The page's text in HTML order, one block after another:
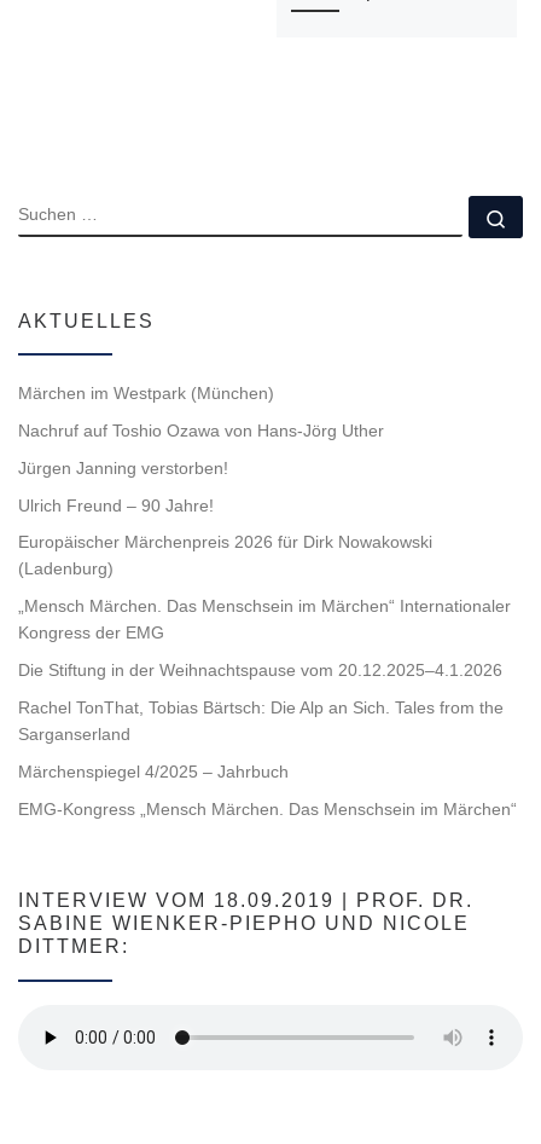
SUCHE
AKTUELLES
Märchen im Westpark (München)
Nachruf auf Toshio Ozawa von Hans-Jörg Uther
Jürgen Janning verstorben!
Ulrich Freund – 90 Jahre!
Europäischer Märchenpreis 2026 für Dirk Nowakowski
(Ladenburg)
„Mensch Märchen. Das Menschsein im Märchen“ Internationaler
Kongress der EMG
Die Stiftung in der Weihnachtspause vom 20.12.2025–4.1.2026
Rachel TonThat, Tobias Bärtsch: Die Alp an Sich. Tales from the
Sarganserland
Märchenspiegel 4/2025 – Jahrbuch
EMG-Kongress „Mensch Märchen. Das Menschsein im Märchen“
INTERVIEW VOM 18.09.2019 | PROF. DR.
SABINE WIENKER-PIEPHO UND NICOLE
DITTMER: